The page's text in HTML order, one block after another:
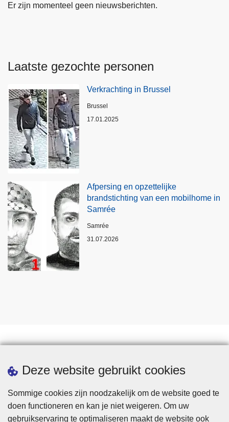
Deze website gebruikt cookies
Sommige cookies zijn noodzakelijk om de website goed te
doen functioneren en kan je niet weigeren. Om uw
gebruikservaring te optimaliseren maakt de website ook
Er zijn momenteel geen nieuwsberichten.
Laatste gezochte personen
Verkrachting in Brussel
Plaats
Brussel
17.01.2025
Afpersing en opzettelijke
brandstichting van een mobilhome in
Samrée
Plaats
Samrée
31.07.2026